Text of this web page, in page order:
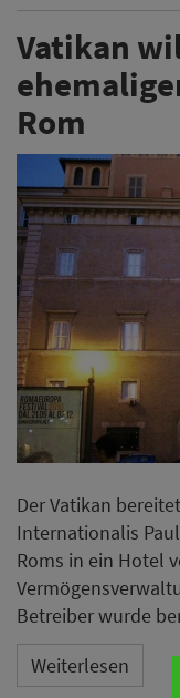
Vatikan
Rom
Der Vatikan
Internationalis
Roms in ein Hotel
Betreiber wurde
Weiterlesen